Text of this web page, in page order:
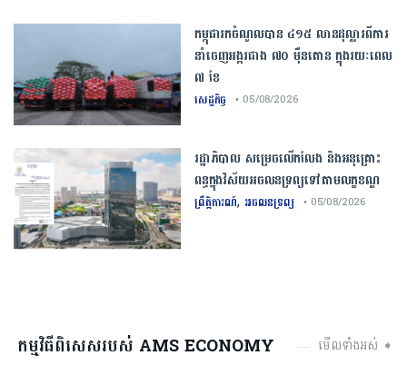
កម្ពុជារកចំណូលបាន ៤១៥ លានដុល្លារពីការ
នាំចេញអង្ករជាង ៧០ ម៉ឺនតោន ក្នុងរយៈពេល
៧ ខែ
សេដ្ឋកិច្ច • 05/08/2026
រដ្ឋាភិបាល សម្រេច​លើកលែង និងអនុគ្រោះ
ពន្ធក្នុងវិស័យអចលនទ្រព្យ​ទៅតាមលក្ខខណ្ឌ
ព្រឹត្តិការណ៍, អចលនទ្រព្យ • 05/08/2026
កម្មវិធីពិសេសរបស់ AMS ECONOMY មើលទាំងអស់ ➧